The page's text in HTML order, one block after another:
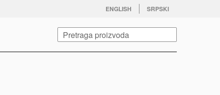
ENGLISH SRPSKI
youtube